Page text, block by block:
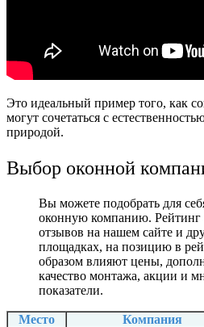
Это идеальный пример того, как
могут сочетаться с
природой.
Выбор оконной
Вы можете подобрать для
оконную компанию. Рейтинг
отзывов на нашем сайте и
площадках, на позицию в
образом влияют цены,
качество монтажа, акции и
показатели.
Место Компания